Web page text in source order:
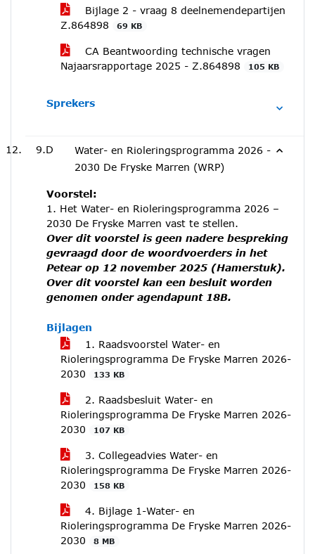
Bijlage 2 - vraag 8 deelnemendepartijen
Z.864898
69 KB
CA Beantwoording technische vragen
Najaarsrapportage 2025 - Z.864898
105 KB
Sprekers
9.D
Water- en Rioleringsprogramma 2026 -
2030 De Fryske Marren (WRP)
Voorstel:
1. Het Water- en Rioleringsprogramma 2026 –
2030 De Fryske Marren vast te stellen.
Over dit voorstel is geen nadere bespreking
gevraagd door de woordvoerders in het
Petear op 12 november 2025 (Hamerstuk).
Over dit voorstel kan een besluit worden
genomen onder agendapunt 18B.
Bijlagen
1. Raadsvoorstel Water- en
Rioleringsprogramma De Fryske Marren 2026-
2030
133 KB
2. Raadsbesluit Water- en
Rioleringsprogramma De Fryske Marren 2026-
2030
107 KB
3. Collegeadvies Water- en
Rioleringsprogramma De Fryske Marren 2026-
2030
158 KB
4. Bijlage 1-Water- en
Rioleringsprogramma De Fryske Marren 2026-
2030
8 MB